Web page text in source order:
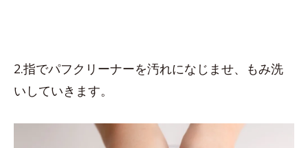
2.指でパフクリーナーを汚れになじませ、もみ洗
いしていきます。